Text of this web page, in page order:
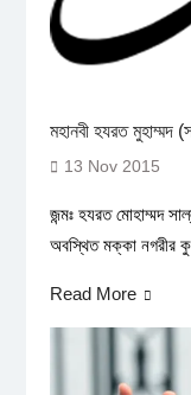
মহানবী হযরত মুহাম্মদ
13 Nov 2015
জন্মঃ হযরত মোহাম্মদ
অবস্থিত মক্কা নগরীর
Read More